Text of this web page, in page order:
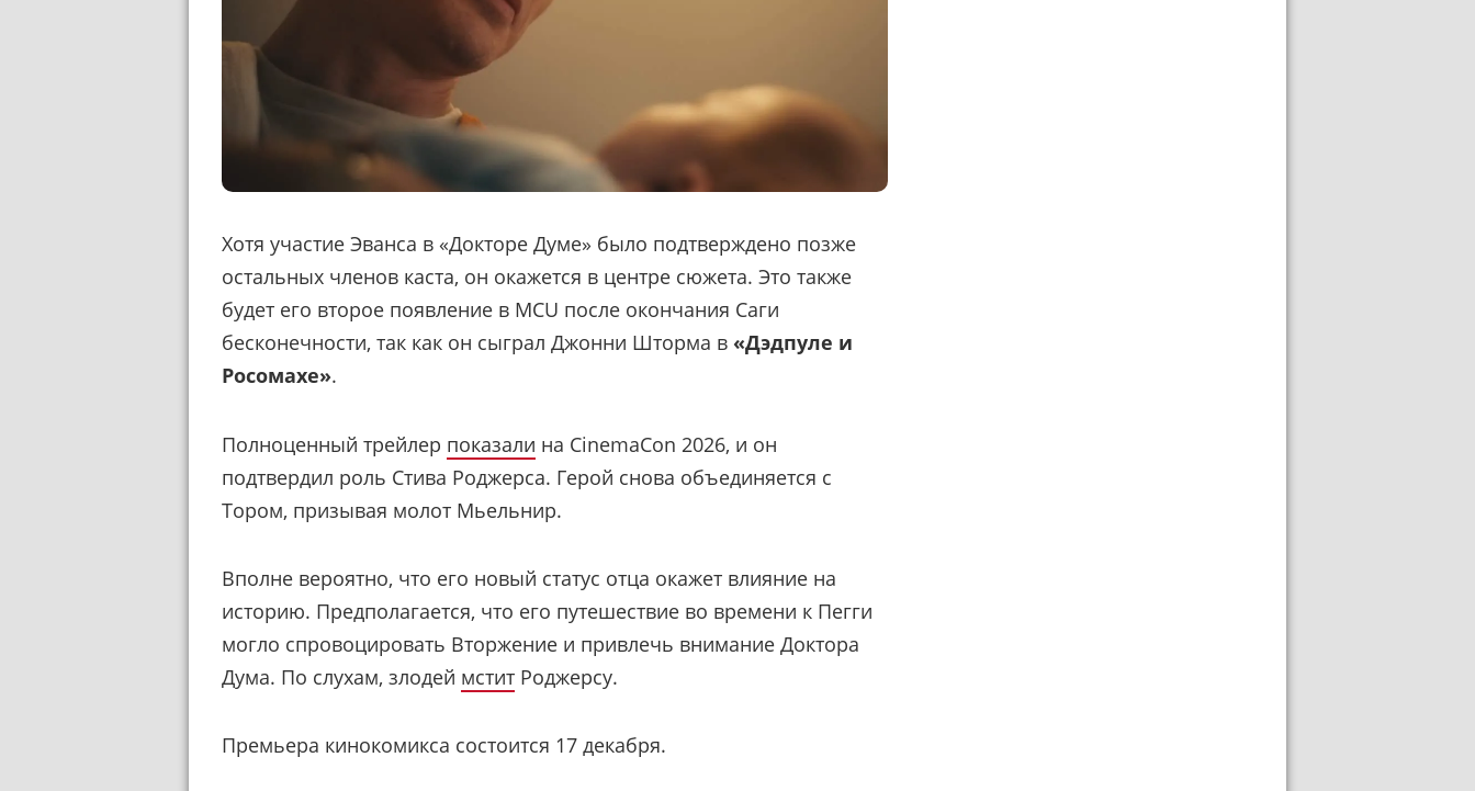
Хотя участие Эванса в «Докторе Думе» было подтверждено позже
остальных членов каста, он окажется в центре сюжета. Это также
будет его второе появление в MCU после окончания Саги
бесконечности, так как он сыграл Джонни Шторма в «Дэдпуле и
Росомахе».
Полноценный трейлер показали на CinemaCon 2026, и он
подтвердил роль Стива Роджерса. Герой снова объединяется с
Тором, призывая молот Мьельнир.
Вполне вероятно, что его новый статус отца окажет влияние на
историю. Предполагается, что его путешествие во времени к Пегги
могло спровоцировать Вторжение и привлечь внимание Доктора
Дума. По слухам, злодей мстит Роджерсу.
Премьера кинокомикса состоится 17 декабря.